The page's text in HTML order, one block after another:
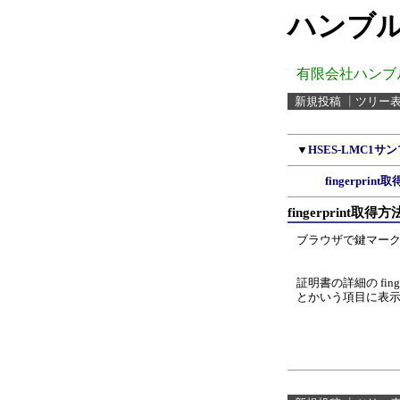
ハンブ
有限会社ハンブ
新規投稿 ツリー
▼ HSES-LMC1サン
fingerprint取
fingerprint取得方
ブラウザで鍵マー
証明書の詳細の
とかいう項目に表